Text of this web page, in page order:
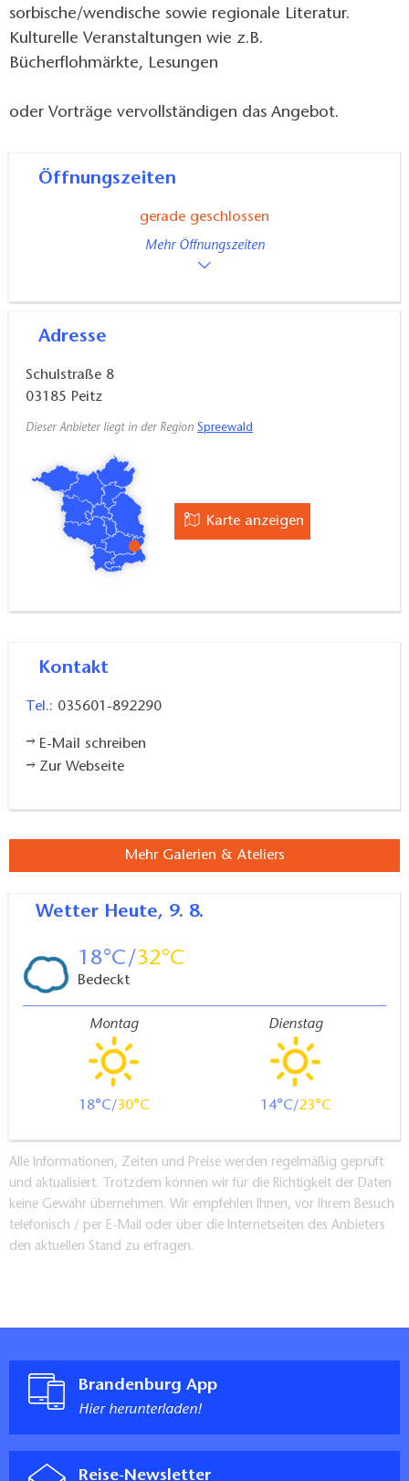
sorbische/wendische sowie regionale Literatur.
Kulturelle Veranstaltungen wie z.B.
Bücherflohmärkte, Lesungen
oder Vorträge vervollständigen das Angebot.
Öffnungszeiten
gerade geschlossen
Mehr Öffnungszeiten
Adresse
Schulstraße 8
03185 Peitz
Dieser Anbieter liegt in der Region Spreewald
Karte anzeigen
Kontakt
Tel.: 035601-892290
E-Mail schreiben
Zur Webseite
Mehr Galerien & Ateliers
Wetter Heute, 9. 8.
18 32
Bedeckt
Montag
18 30
Dienstag
14 23
Alle Informationen, Zeiten und Preise werden regelmäßig geprüft
und aktualisiert. Trotzdem können wir für die Richtigkeit der Daten
keine Gewähr übernehmen. Wir empfehlen Ihnen, vor Ihrem Besuch
telefonisch / per E-Mail oder über die Internetseiten des Anbieters
den aktuellen Stand zu erfragen.
Brandenburg App
Hier herunterladen!
Reise-Newsletter